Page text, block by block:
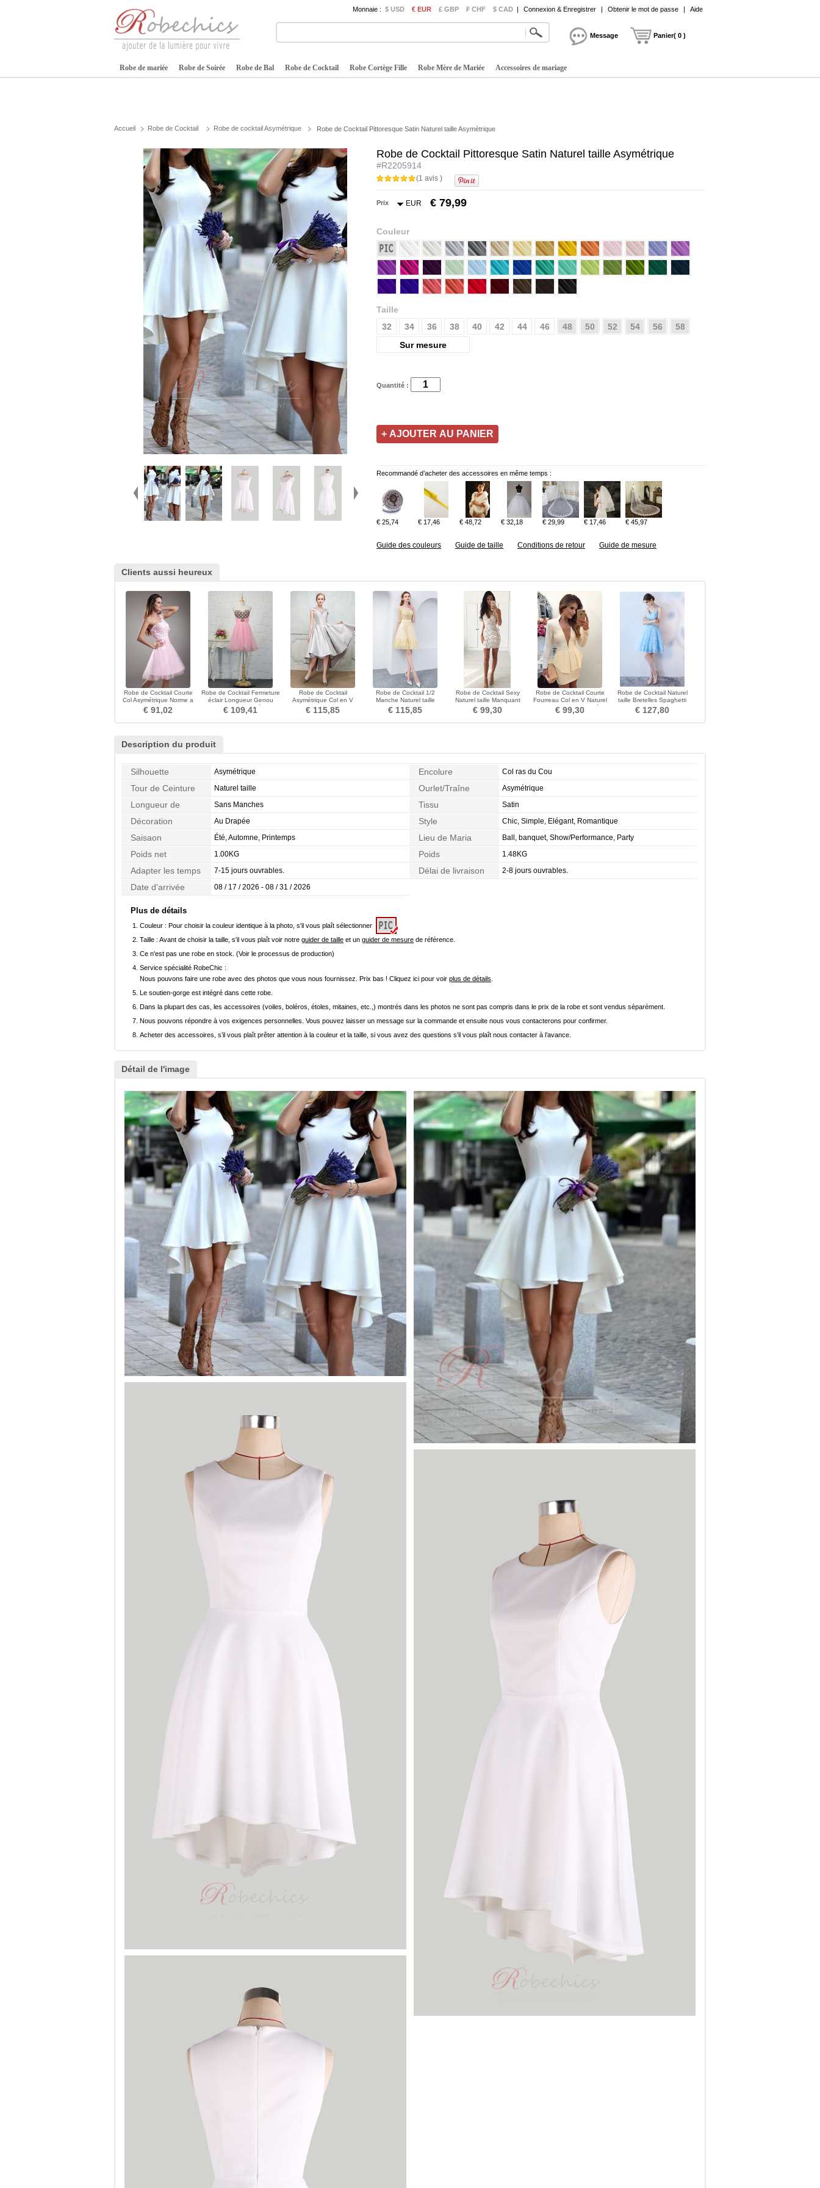
Monnaie : $ USD € EUR £ GBP ₣ CHF $ CAD | Connexion & Enregistrer | Obtenir le mot de passe | Aide
Message Panier( 0 )
Robe de mariée Robe de Soirée Robe de Bal Robe de Cocktail Robe Cortège Fille Robe Mère de Mariée Accessoires de mariage
Accueil Robe de Cocktail Robe de cocktail Asymétrique Robe de Cocktail Pittoresque Satin Naturel taille Asymétrique
Robe de Cocktail Pittoresque Satin Naturel taille Asymétrique
#R2205914
(1 avis )
Prix EUR € 79,99
Couleur
Taille
32
34 36 38 40 42 44 46 48 50 52 54 56
58
Sur mesure
Quantité :
Recommandé d’acheter des accessoires en même temps :
€ 25,74 € 17,46 € 48,72 € 32,18 € 29,99 € 17,46 € 45,97
Guide des couleurs Guide de taille Conditions de retour Guide de mesure
Clients aussi heureux
Robe de Cocktail Courte
Col Asymétrique Norme a
ligne Sans Manches
€ 91,02
Robe de Cocktail Fermeture
éclair Longueur Genou
aligne Au Drapée
€ 109,41
Robe de Cocktail
Asymétrique Col en V
Formelle Satin Lacet Sablier
€ 115,85
Robe de Cocktail 1/2
Manche Naturel taille
Longueur Genou Zip
€ 115,85
Robe de Cocktail Sexy
Naturel taille Manquant
Tissu Dentelle Col en V
Foncé
€ 99,30
Robe de Cocktail Courte
Fourreau Col en V Naturel
taille Col en V Foncé
€ 99,30
Robe de Cocktail Naturel
taille Bretelles Spaghetti
Tissu Dentelle
€ 127,80
Description du produit
Silhouette Asymétrique Encolure Col ras du Cou
Tour de Ceinture Naturel taille Ourlet/Traîne Asymétrique
Longueur de
Manches
Sans Manches Tissu Satin
Décoration Au Drapée Style Chic, Simple, Elégant, Romantique
Saisaon Été, Automne, Printemps Lieu de Maria Ball, banquet, Show/Performance, Party
Poids net 1.00KG Poids 1.48KG
Adapter les temps 7-15 jours ouvrables. Délai de livraison 2-8 jours ouvrables.
Date d'arrivée 08 / 17 / 2026 - 08 / 31 / 2026
Plus de détails
Couleur : Pour choisir la couleur identique à la photo, s'il vous plaît sélectionner
Taille : Avant de choisir la taille, s'il vous plaît voir notre guider de taille et un guider de mesure de référence.
Ce n'est pas une robe en stock. (Voir le processus de production)
Service spécialité RobeChic :
Nous pouvons faire une robe avec des photos que vous nous fournissez. Prix bas ! Cliquez ici pour voir plus de détails
Le soutien-gorge est intégré dans cette robe.
Dans la plupart des cas, les accessoires (voiles, boléros, étoles, mitaines, etc.,) montrés dans les photos ne sont pas compris dans le prix de la robe et sont vendus séparément.
Nous pouvons répondre à vos exigences personnelles. Vous pouvez laisser un message sur la commande et ensuite nous vous contacterons pour confirmer.
Acheter des accessoires, s’il vous plaît prêter attention à la couleur et la taille, si vous avez des questions s’il vous plaît nous contacter à l’avance.
Détail de l'image